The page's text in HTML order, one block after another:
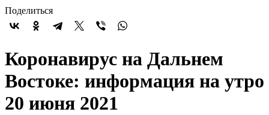
Поделиться
Коронавирус на Дальнем
Востоке: информация на утро
20 июня 2021